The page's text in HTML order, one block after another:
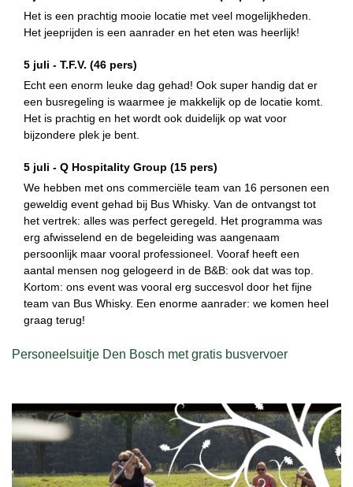
Het is een prachtig mooie locatie met veel mogelijkheden.
Het jeeprijden is een aanrader en het eten was heerlijk!
5 juli - T.F.V. (46 pers)
Echt een enorm leuke dag gehad! Ook super handig dat er
een busregeling is waarmee je makkelijk op de locatie komt.
Het is prachtig en het wordt ook duidelijk op wat voor
bijzondere plek je bent.
5 juli - Q Hospitality Group (15 pers)
We hebben met ons commerciële team van 16 personen een
geweldig event gehad bij Bus Whisky. Van de ontvangst tot
het vertrek: alles was perfect geregeld. Het programma was
erg afwisselend en de begeleiding was aangenaam
persoonlijk maar vooral professioneel. Vooraf heeft een
aantal mensen nog gelogeerd in de B&B: ook dat was top.
Kortom: ons event was vooral erg succesvol door het fijne
team van Bus Whisky. Een enorme aanrader: we komen heel
graag terug!
Personeelsuitje Den Bosch met gratis busvervoer